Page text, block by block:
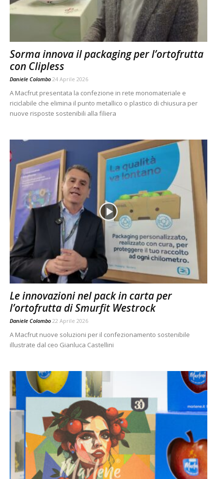
Sorma innova il packaging per l’ortofrutta
con Clipless
Daniele Colombo 24 Aprile 2026
A Macfrut presentata la confezione in rete monomateriale e
riciclabile che elimina il punto metallico o plastico di chiusura per
nuove risposte sostenibili alla filiera
Le innovazioni nel pack in carta per
l’ortofrutta di Smurfit Westrock
Daniele Colombo 22 Aprile 2026
A Macfrut nuove soluzioni per il confezionamento sostenibile
illustrate dal ceo Gianluca Castellini